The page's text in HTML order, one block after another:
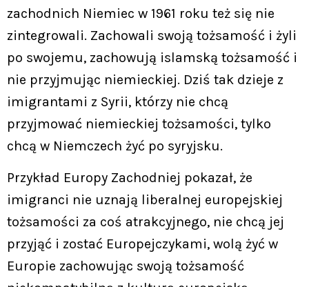
zachodnich Niemiec w 1961 roku też się nie
zintegrowali. Zachowali swoją tożsamość i żyli
po swojemu, zachowują islamską tożsamość i
nie przyjmując niemieckiej. Dziś tak dzieje z
imigrantami z Syrii, którzy nie chcą
przyjmować niemieckiej tożsamości, tylko
chcą w Niemczech żyć po syryjsku.
Przykład Europy Zachodniej pokazał, że
imigranci nie uznają liberalnej europejskiej
tożsamości za coś atrakcyjnego, nie chcą jej
przyjąć i zostać Europejczykami, wolą żyć w
Europie zachowując swoją tożsamość